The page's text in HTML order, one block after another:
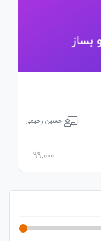
حسین رحیمی
99,000